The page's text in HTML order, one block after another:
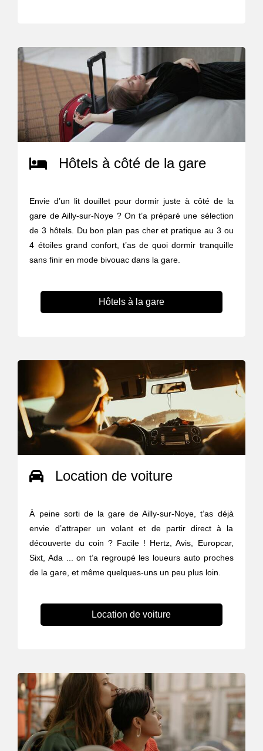
Hôtels à côté de la gare
Envie d’un lit douillet pour dormir juste à côté de la
gare de Ailly-sur-Noye ? On t’a préparé une sélection
de 3 hôtels. Du bon plan pas cher et pratique au 3 ou
4 étoiles grand confort, t’as de quoi dormir tranquille
sans finir en mode bivouac dans la gare.
Hôtels à la gare
Location de voiture
À peine sorti de la gare de Ailly-sur-Noye, t’as déjà
envie d’attraper un volant et de partir direct à la
découverte du coin ? Facile ! Hertz, Avis, Europcar,
Sixt, Ada ... on t’a regroupé les loueurs auto proches
de la gare, et même quelques-uns un peu plus loin.
Location de voiture